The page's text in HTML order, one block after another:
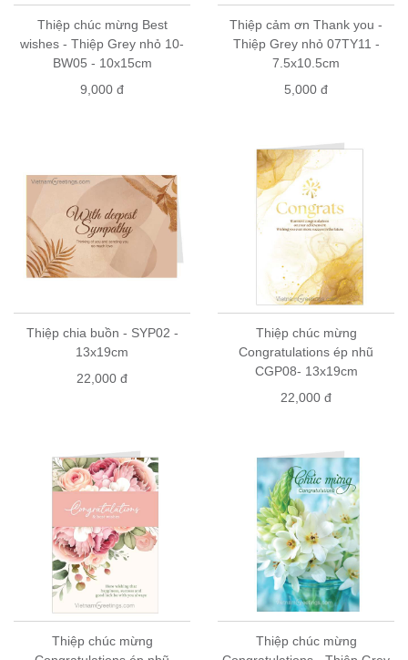
Thiệp chúc mừng Best
wishes - Thiệp Grey nhỏ 10-
BW05 - 10x15cm
9,000 đ
Thiệp cảm ơn Thank you -
Thiệp Grey nhỏ 07TY11 -
7.5x10.5cm
5,000 đ
Thiệp chia buồn - SYP02 -
13x19cm
22,000 đ
Thiệp chúc mừng
Congratulations ép nhũ
CGP08- 13x19cm
22,000 đ
Thiệp chúc mừng
Thiệp chúc mừng